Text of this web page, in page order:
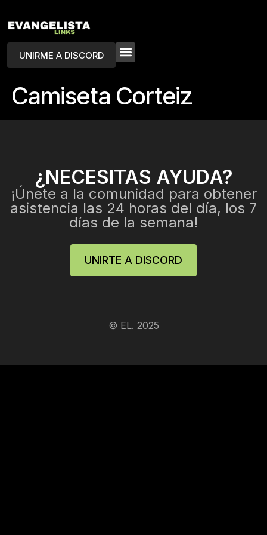
UNIRME A DISCORD
Camiseta Corteiz
¿NECESITAS AYUDA?
¡Únete a la comunidad para obtener
asistencia las 24 horas del día, los 7
días de la semana!
UNIRTE A DISCORD
© EL. 2025